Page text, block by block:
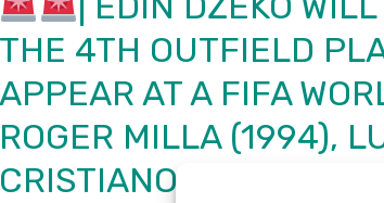
THE 4TH OUTFIELD
APPEAR AT A FIFA
ROGER MILLA (1994),
CRISTIANO RONALDO.